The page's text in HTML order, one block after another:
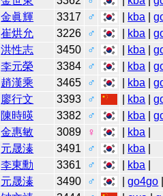
金眞輝 3317 ♂ kba |
崔烘允 3226 ♂ kba |
洪性志 3450 ♂ kba |
李元榮 3384 ♂ kba |
趙漢乘 3465 ♂ kba |
廖行文 3393 ♂ kba |
陳時暎 3382 ♂ kba |
金惠敏 3089 ♀ kba
元晟溱 3491 ♂ kba
李東勳 3361 ♂ kba
元晟溱 3490 ♂ |go4go